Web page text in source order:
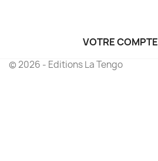
VOTRE COMPTE
© 2026 - Editions La Tengo